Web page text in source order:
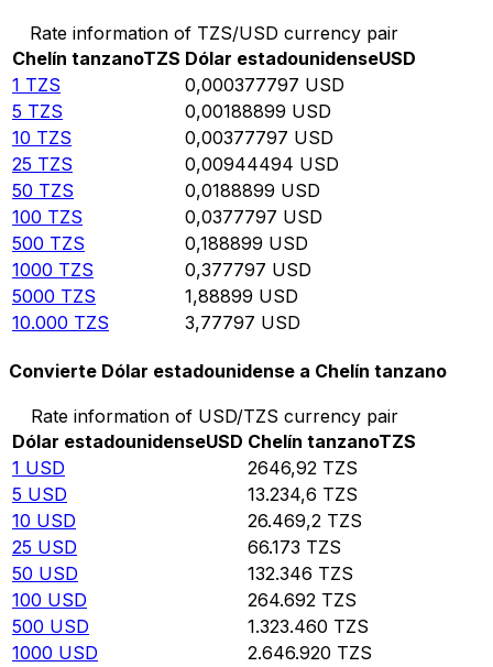
Rate information of TZS/USD currency pair
Chelín tanzanoTZS Dólar estadounidenseUSD
1 TZS 0,000377797 USD
5 TZS 0,00188899 USD
10 TZS 0,00377797 USD
25 TZS 0,00944494 USD
50 TZS 0,0188899 USD
100 TZS 0,0377797 USD
500 TZS 0,188899 USD
1000 TZS 0,377797 USD
5000 TZS 1,88899 USD
10.000 TZS 3,77797 USD
Convierte Dólar estadounidense a Chelín tanzano
Rate information of USD/TZS currency pair
Dólar estadounidenseUSD Chelín tanzanoTZS
1 USD 2646,92 TZS
5 USD 13.234,6 TZS
10 USD 26.469,2 TZS
25 USD 66.173 TZS
50 USD 132.346 TZS
100 USD 264.692 TZS
500 USD 1.323.460 TZS
1000 USD 2.646.920 TZS